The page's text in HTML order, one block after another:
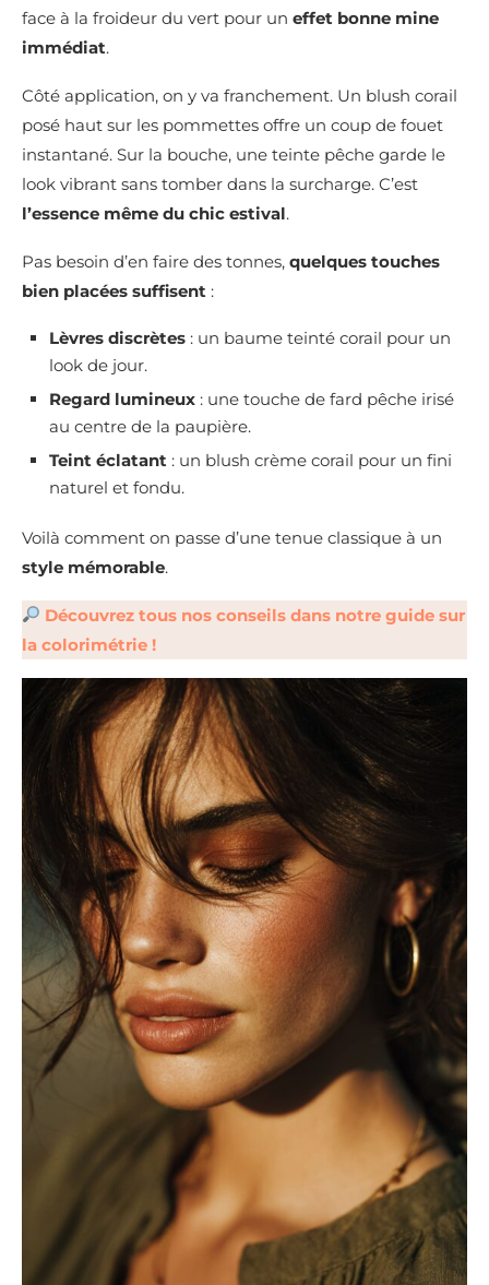
face à la froideur du vert pour un effet bonne mine
immédiat.
Côté application, on y va franchement. Un blush corail
posé haut sur les pommettes offre un coup de fouet
instantané. Sur la bouche, une teinte pêche garde le
look vibrant sans tomber dans la surcharge. C’est
l’essence même du chic estival.
Pas besoin d’en faire des tonnes, quelques touches
bien placées suffisent :
Lèvres discrètes : un baume teinté corail pour un
look de jour.
Regard lumineux : une touche de fard pêche irisé
au centre de la paupière.
Teint éclatant : un blush crème corail pour un fini
naturel et fondu.
Voilà comment on passe d’une tenue classique à un
style mémorable.
Découvrez tous nos conseils dans notre guide sur
la colorimétrie !